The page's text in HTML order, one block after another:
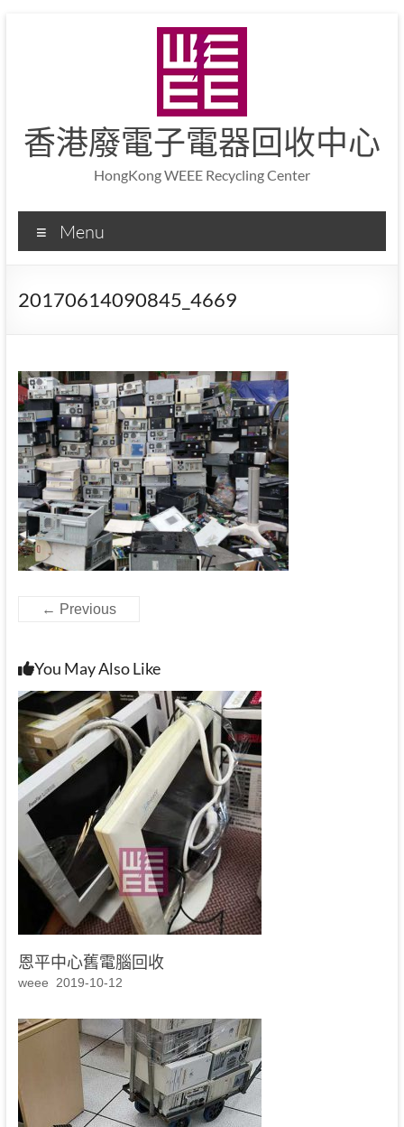
香港廢電子電器回收中心
HongKong WEEE Recycling Center
Menu
20170614090845_4669
← Previous
You May Also Like
恩平中心舊電腦回收
weee 2019-10-12